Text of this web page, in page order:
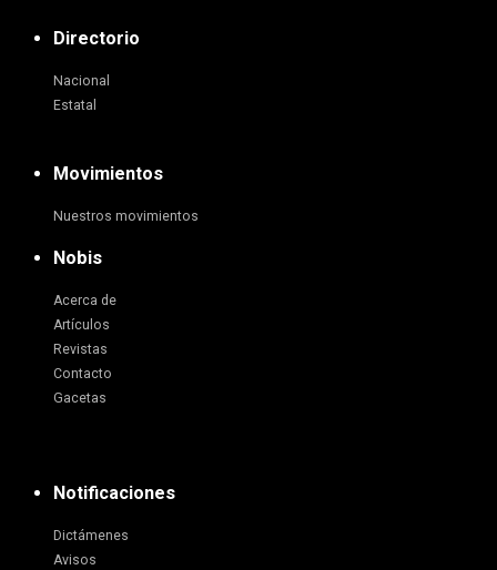
Directorio
Nacional
Estatal
Movimientos
Nuestros movimientos
Nobis
Acerca de
Artículos
Revistas
Contacto
Gacetas
Notificaciones
Dictámenes
Avisos